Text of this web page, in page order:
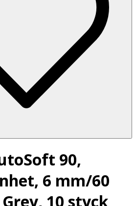
90,
6 mm/60
10 styck